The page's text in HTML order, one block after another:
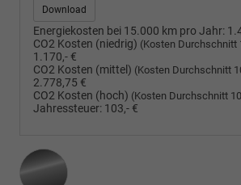
Download
Energiekosten bei 15.000 km pro Jahr:
CO2 Kosten (niedrig) (Kosten Durchschnitt
1.170,- €
CO2 Kosten (mittel) (Kosten Durchschnitt
2.778,75 €
CO2 Kosten (hoch) (Kosten Durchschnitt
Jahressteuer: 103,- €